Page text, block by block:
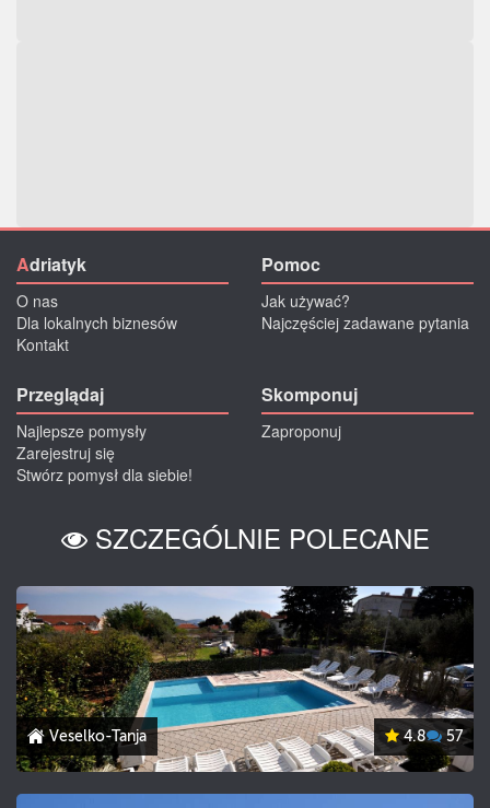
Adriatyk
O nas
Dla lokalnych biznesów
Kontakt
Pomoc
Jak używać?
Najczęściej zadawane pytania
Przeglądaj
Najlepsze pomysły
Zarejestruj się
Stwórz pomysł dla siebie!
Skomponuj
Zaproponuj
SZCZEGÓLNIE POLECANE
Veselko-Tanja 4.8 57